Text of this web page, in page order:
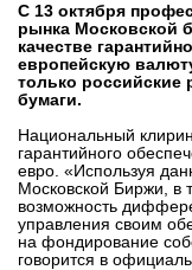
Lifestyle
Новости
Интервью
С 13 октября
рынка Московской
качестве
европейскую
только
бумаги.
Национальный
гарантийного
евро. «Используя
Московской Биржи, в
возможность
управления своим
на фондирование
говорится в